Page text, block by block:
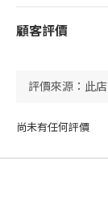
顧客評價
尚未有任何評價